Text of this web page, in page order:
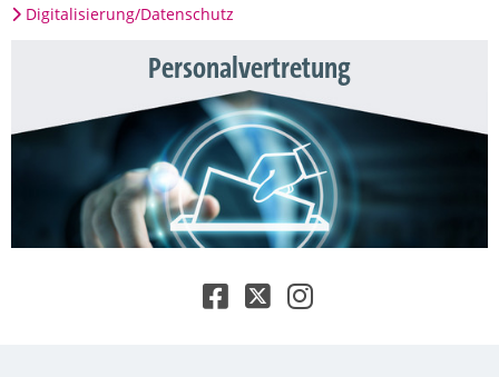
Digitalisierung/Datenschutz
Personalvertretung